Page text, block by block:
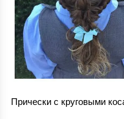
Прически с круговыми